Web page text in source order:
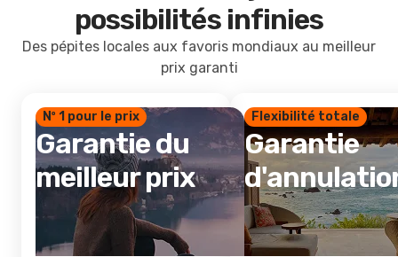
possibilités infinies
Des pépites locales aux favoris mondiaux au meilleur
prix garanti
Nº 1 pour le prix
Garantie du
meilleur prix
Flexibilité totale
Garantie